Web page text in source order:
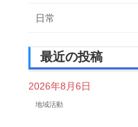
日常
最近の投稿
2026年8月6日
地域活動